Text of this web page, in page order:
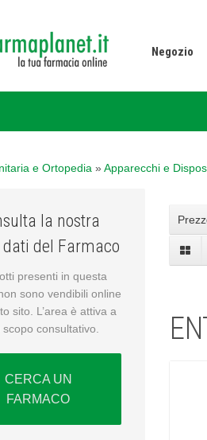
Negozio
e Ortopedia »Apparecchi e
la nostra
dati del Farmaco
presenti in questa
sono vendibili online
sito. L’area è attiva a
scopo consultativo.
CERCA UN
FARMACO